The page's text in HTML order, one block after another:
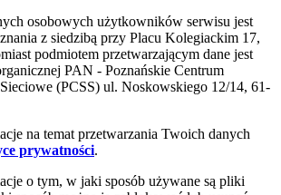
osobowych użytkowników serwisu jest
z siedzibą przy Placu Kolegiackim 17,
podmiotem przetwarzającym dane jest
PAN - Poznańskie Centrum
(PCSS) ul. Noskowskiego 12/14, 61-
na temat przetwarzania Twoich danych
prywatności.
o tym, w jaki sposób używane są pliki